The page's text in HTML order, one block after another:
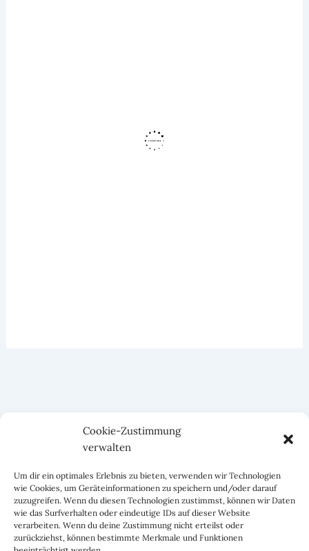
Cookie-Zustimmung
verwalten
Um dir ein optimales Erlebnis zu bieten, verwenden wir Technologien
wie Cookies, um Geräteinformationen zu speichern und/oder darauf
zuzugreifen. Wenn du diesen Technologien zustimmst, können wir Daten
wie das Surfverhalten oder eindeutige IDs auf dieser Website
verarbeiten. Wenn du deine Zustimmung nicht erteilst oder
zurückziehst, können bestimmte Merkmale und Funktionen